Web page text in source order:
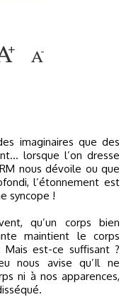
lorsque l’on dresse
nous dévoile ou que
l’étonnement est
syncope !
qu’un corps bien
maintient le corps
est-ce suffisant ?
nous avise qu’Il ne
ni à nos apparences,